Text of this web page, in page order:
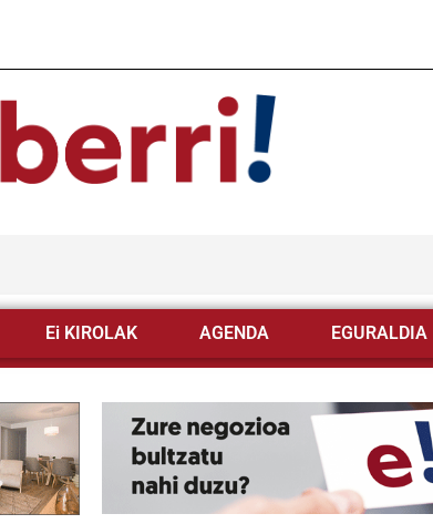
Ei KIROLAK AGENDA EGURALDIA